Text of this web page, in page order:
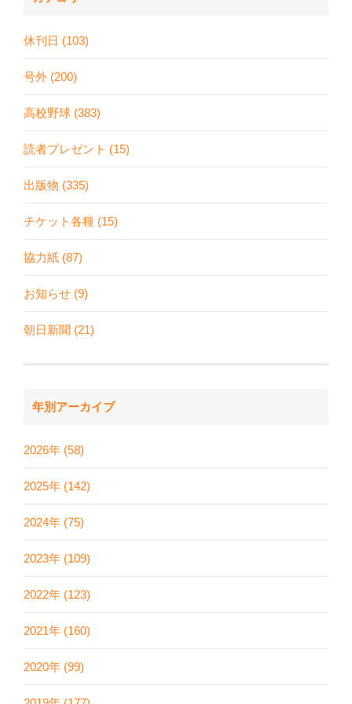
休刊日 (103)
号外 (200)
高校野球 (383)
読者プレゼント (15)
出版物 (335)
チケット各種 (15)
協力紙 (87)
お知らせ (9)
朝日新聞 (21)
年別アーカイブ
2026年 (58)
2025年 (142)
2024年 (75)
2023年 (109)
2022年 (123)
2021年 (160)
2020年 (99)